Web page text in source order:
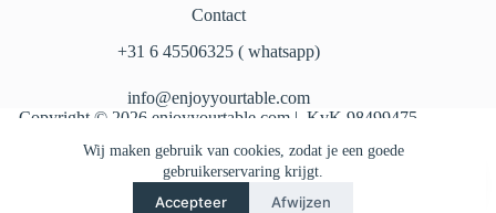
Wij maken gebruik van cookies, zodat je een goede
gebruikerservaring krijgt.
Accepteer Afwijzen
Contact
‪+31 6 45506325‬ ( whatsapp)
info@enjoyyourtable.com
Copyright © 2026 enjoyyourtable.com | KvK 98499475